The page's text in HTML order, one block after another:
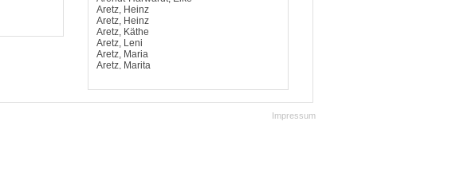
Aretz, Heinz
Aretz, Heinz
Aretz, Käthe
Aretz, Leni
Aretz, Maria
Aretz, Marita
Artelt, Notburga
Impressum